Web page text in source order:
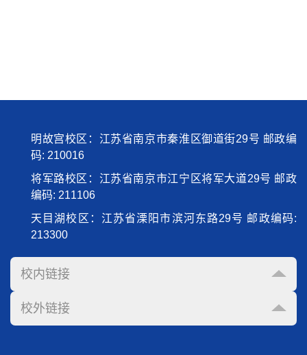
明故宫校区：江苏省南京市秦淮区御道街29号 邮政编
码: 210016
将军路校区：江苏省南京市江宁区将军大道29号 邮政
编码: 211106
天目湖校区：江苏省溧阳市滨河东路29号 邮政编码:
213300
校内链接
校外链接